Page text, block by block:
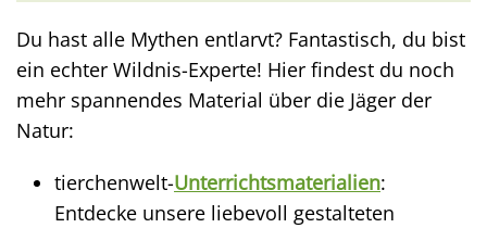
Du hast alle Mythen entlarvt? Fantastisch, du bist
ein echter Wildnis-Experte! Hier findest du noch
mehr spannendes Material über die Jäger der
Natur:
tierchenwelt-Unterrichtsmaterialien:
Entdecke unsere liebevoll gestalteten